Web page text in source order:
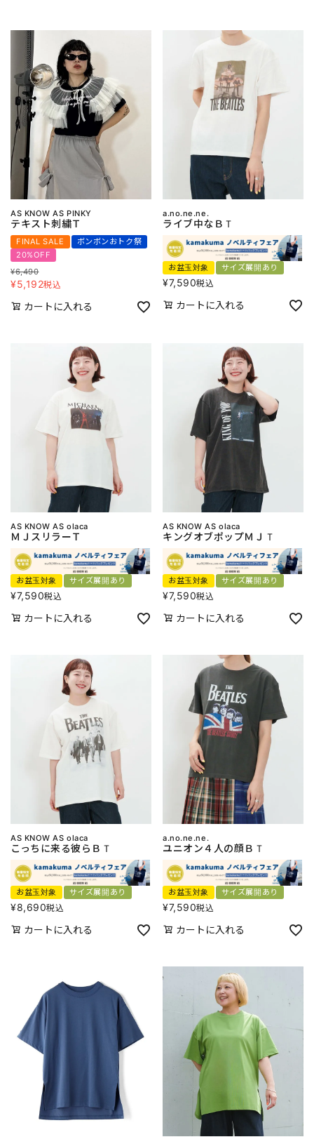
AS KNOW AS PINKY
テキスト刺繍Ｔ
FINAL SALE
ボンボンおトク祭
20%OFF
¥6,490
¥5,192税込
カートに入れる
a.no.ne.ne.
ライブ中なＢＴ
お盆玉対象 サイズ展開あり
¥7,590税込
カートに入れる
AS KNOW AS olaca
ＭＪスリラーＴ
お盆玉対象 サイズ展開あり
¥7,590税込
カートに入れる
AS KNOW AS olaca
キングオブポップＭＪＴ
お盆玉対象 サイズ展開あり
¥7,590税込
カートに入れる
AS KNOW AS olaca
こっちに来る彼らＢＴ
お盆玉対象 サイズ展開あり
¥8,690税込
カートに入れる
a.no.ne.ne.
ユニオン４人の顔ＢＴ
お盆玉対象 サイズ展開あり
¥7,590税込
カートに入れる